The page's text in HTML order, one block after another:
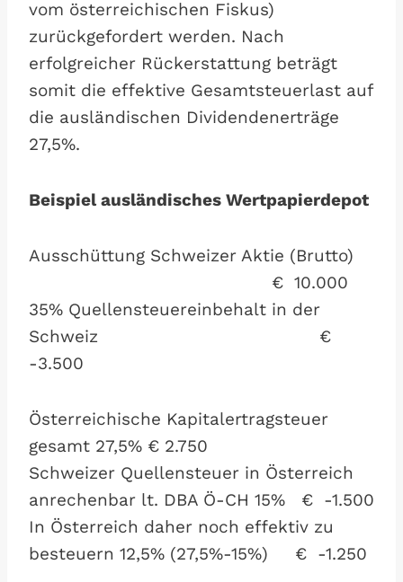
vom österreichischen Fiskus)
zurückgefordert werden. Nach
erfolgreicher Rückerstattung beträgt
somit die effektive Gesamtsteuerlast auf
die ausländischen Dividendenerträge
27,5%.
Beispiel ausländisches Wertpapierdepot
Ausschüttung Schweizer Aktie (Brutto)
€ 10.000
35% Quellensteuereinbehalt in der
Schweiz €
-3.500
Österreichische Kapitalertragsteuer
gesamt 27,5% € 2.750
Schweizer Quellensteuer in Österreich
anrechenbar lt. DBA Ö-CH 15% € -1.500
In Österreich daher noch effektiv zu
besteuern 12,5% (27,5%-15%) € -1.250